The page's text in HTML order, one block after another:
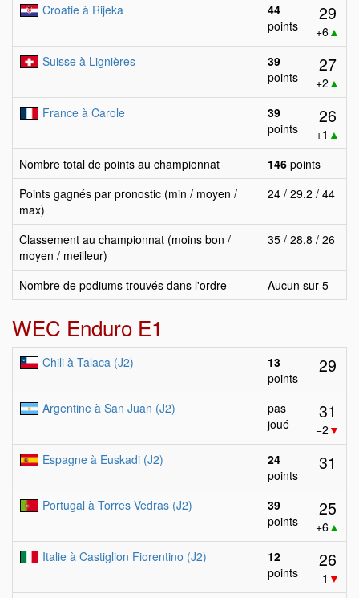
Croatie à Rijeka
44
points
29
+6▲
Suisse à Lignières
39
points
27
+2 ▲
France à Carole
39
points
26
+1 ▲
Nombre total de points au championnat
146 points
Points gagnés par pronostic (min / moyen /
max)
24 / 29.2 / 44
Classement au championnat (moins bon /
moyen / meilleur)
35 / 28.8 / 26
Nombre de podiums trouvés dans l'ordre Aucun sur 5
WEC Enduro E1
Chili à Talaca (J2)
13
points
29
Argentine à San Juan (J2)
pas
joué
31
−2 ▼
Espagne à Euskadi (J2)
24
points
31
Portugal à Torres Vedras (J2)
39
points
25
+6▲
Italie à Castiglion Fiorentino (J2)
12
points
26
−1 ▼